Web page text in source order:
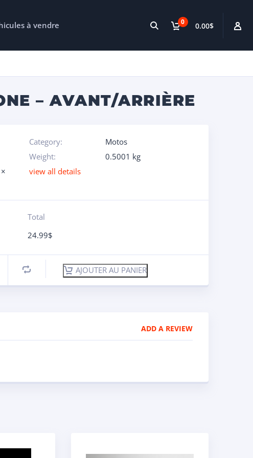
0 0.00$
à vendre
– AVANT/ARRIÈRE
Category:
Motos
Weight:
0.5001 kg
view all details
Total
24.99$
AJOUTER AU PANIER
ADD A REVIEW